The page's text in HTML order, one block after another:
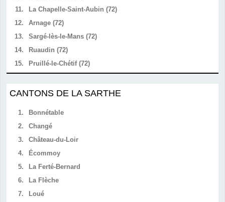
11.
La Chapelle-Saint-Aubin (72)
12.
Arnage (72)
13.
Sargé-lès-le-Mans (72)
14.
Ruaudin (72)
15.
Pruillé-le-Chétif (72)
CANTONS DE LA SARTHE
1.
Bonnétable
2.
Changé
3.
Château-du-Loir
4.
Écommoy
5.
La Ferté-Bernard
6.
La Flèche
7.
Loué